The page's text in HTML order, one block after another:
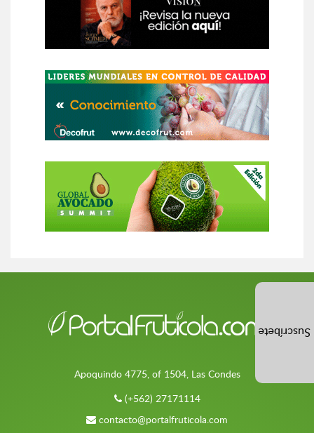
Apoquindo 4775, of 1504, Las Condes
(+562) 27171114
contacto@portalfruticola.com
Suscríbete